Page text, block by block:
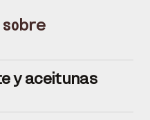
y aceitunas